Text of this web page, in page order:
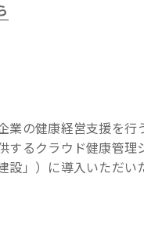
業の健康経営支援を
するクラウド健康管
設」）に導入いただ